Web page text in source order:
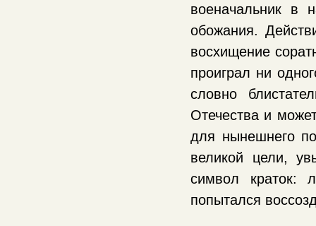
военачальник в
обожания.
восхищение
проиграл ни
словно
Отечества и
для нынешнего
великой цели,
символ краток:
попытался